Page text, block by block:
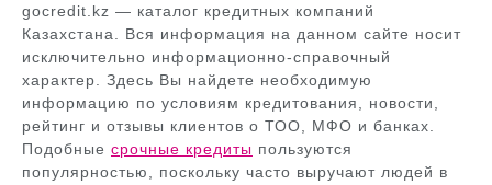
gocredit.kz — каталог кредитных компаний
Казахстана. Вся информация на данном сайте носит
исключительно информационно-справочный
характер. Здесь Вы найдете необходимую
информацию по условиям кредитования, новости,
рейтинг и отзывы клиентов о ТОО, МФО и банках.
Подобные срочные кредиты пользуются
популярностью, поскольку часто выручают людей в